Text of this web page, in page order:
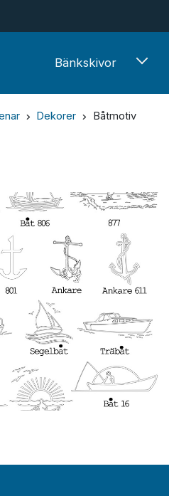
Bänkskivor
Dekorer Båtmotiv